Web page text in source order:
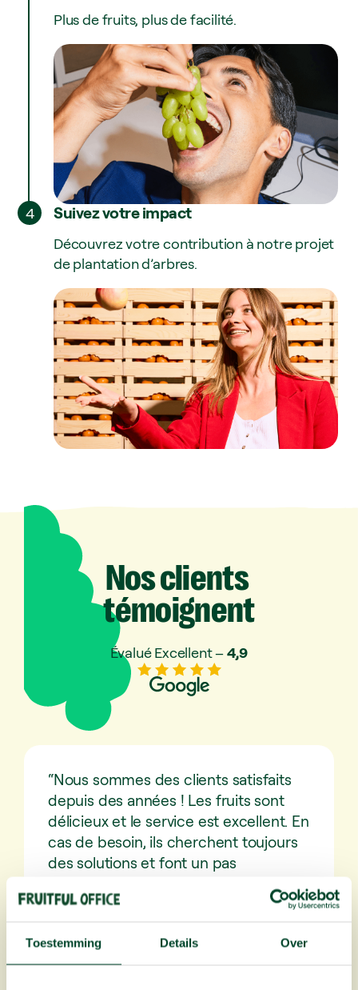
Toestemming Details Over
Plus de fruits, plus de facilité.
4 Suivez votre impact
Découvrez votre contribution à notre projet
de plantation d’arbres.
Nosclients
témoignent
Évalué Excellent –4,9
“Nous sommes des clients satisfaits
depuis des années ! Les fruits sont
délicieux et le service est excellent. En
cas de besoin, ils cherchent toujours
des solutions et font un pas
régulièrement des extras
l’expérience.”